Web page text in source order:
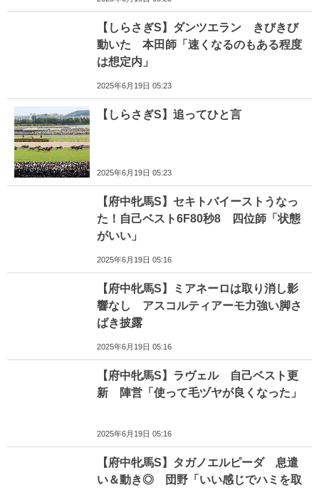
【しらさぎS】ダンツエラン きびきび
動いた 本田師「速くなるのもある程度
は想定内」
2025年6月19日 05:23
【しらさぎS】追ってひと言
2025年6月19日 05:23
【府中牝馬S】セキトバイーストうなっ
た！自己ベスト6F80秒8 四位師「状態
がいい」
2025年6月19日 05:16
【府中牝馬S】ミアネーロは取り消し影
響なし アスコルティアーモ力強い脚さ
ばき披露
2025年6月19日 05:16
【府中牝馬S】ラヴェル 自己ベスト更
新 陣営「使って毛ヅヤが良くなった」
2025年6月19日 05:16
【府中牝馬S】タガノエルピーダ 息遣
い＆動き◎ 団野「いい感じでハミを取